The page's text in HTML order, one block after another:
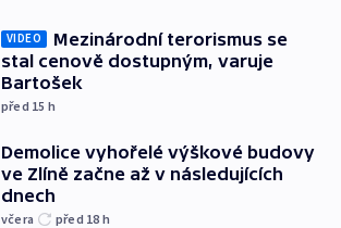
VIDEO
Mezinárodní terorismus se
stal cenově dostupným, varuje
Bartošek
před 15 h
Demolice vyhořelé výškové budovy
ve Zlíně začne až v následujících
dnech
včera před 18 h